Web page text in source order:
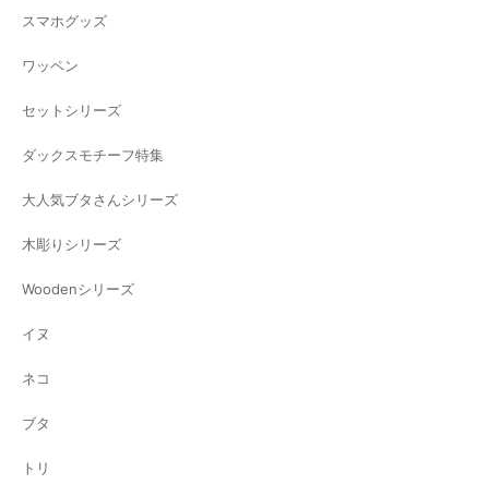
スマホグッズ
ワッペン
セットシリーズ
ダックスモチーフ特集
大人気ブタさんシリーズ
木彫りシリーズ
Woodenシリーズ
イヌ
ネコ
ブタ
トリ